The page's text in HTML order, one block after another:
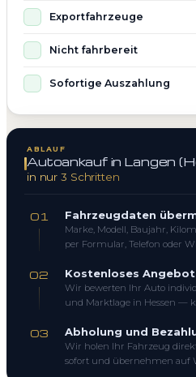
Exportfahrzeuge
Nicht fahrbereit
Sofortige Auszahlung
ABLAUF
Autoankauf in Langen
in nur 3 Schritten
01 Fahrzeugdaten
Marke, Modell, Baujahr,
per Formular, Telefon oder
02 Kostenloses
Wir bewerten Ihr Auto
und Marktlage in Hessen —
03 Abholung und
Wir holen Ihr Fahrzeug
sofort und übernehmen auf